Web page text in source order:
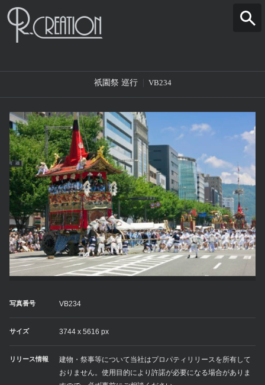
祇園祭 巡行 VB234
写真番号 VB234
サイズ 3744 x 5616 px
リリース情報
建物・祭事等について当社はプロパティリリースを所有して
おりません。使用目的により許諾が必要になる場合がありま